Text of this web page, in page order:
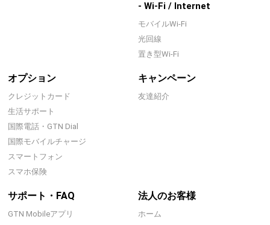
- Wi-Fi / Internet
モバイルWi-Fi
光回線
置き型Wi-Fi
オプション
クレジットカード
生活サポート
国際電話・GTN Dial
国際モバイルチャージ
スマートフォン
スマホ保険
キャンペーン
友達紹介
サポート・FAQ
GTN Mobileアプリ
法人のお客様
ホーム